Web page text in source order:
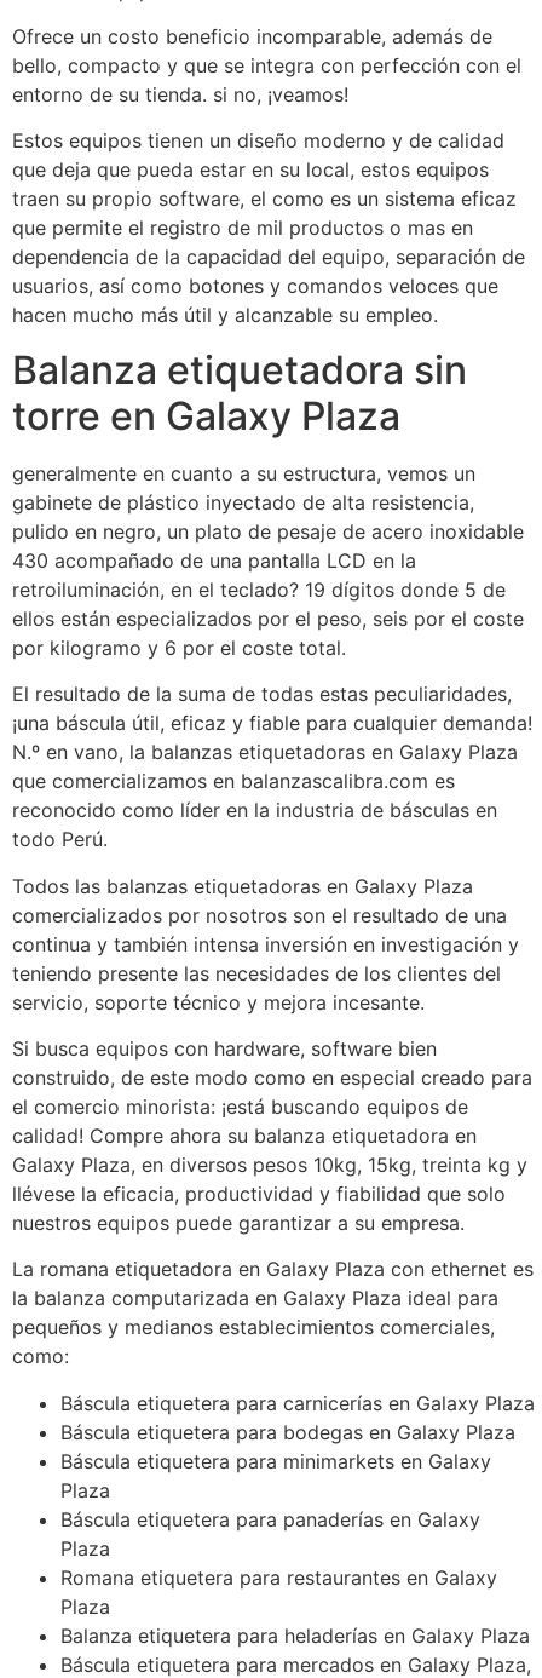
Ofrece un costo beneficio incomparable, además de
bello, compacto y que se integra con perfección con el
entorno de su tienda. si no, ¡veamos!
Estos equipos tienen un diseño moderno y de calidad
que deja que pueda estar en su local, estos equipos
traen su propio software, el como es un sistema eficaz
que permite el registro de mil productos o mas en
dependencia de la capacidad del equipo, separación de
usuarios, así como botones y comandos veloces que
hacen mucho más útil y alcanzable su empleo.
Balanza etiquetadora sin
torre en Galaxy Plaza
generalmente en cuanto a su estructura, vemos un
gabinete de plástico inyectado de alta resistencia,
pulido en negro, un plato de pesaje de acero inoxidable
430 acompañado de una pantalla LCD en la
retroiluminación, en el teclado? 19 dígitos donde 5 de
ellos están especializados por el peso, seis por el coste
por kilogramo y 6 por el coste total.
El resultado de la suma de todas estas peculiaridades,
¡una báscula útil, eficaz y fiable para cualquier demanda!
N.º en vano, la balanzas etiquetadoras en Galaxy Plaza
que comercializamos en balanzascalibra.com es
reconocido como líder en la industria de básculas en
todo Perú.
Todos las balanzas etiquetadoras en Galaxy Plaza
comercializados por nosotros son el resultado de una
continua y también intensa inversión en investigación y
teniendo presente las necesidades de los clientes del
servicio, soporte técnico y mejora incesante.
Si busca equipos con hardware, software bien
construido, de este modo como en especial creado para
el comercio minorista: ¡está buscando equipos de
calidad! Compre ahora su balanza etiquetadora en
Galaxy Plaza, en diversos pesos 10kg, 15kg, treinta kg y
llévese la eficacia, productividad y fiabilidad que solo
nuestros equipos puede garantizar a su empresa.
La romana etiquetadora en Galaxy Plaza con ethernet es
la balanza computarizada en Galaxy Plaza ideal para
pequeños y medianos establecimientos comerciales,
como:
Báscula etiquetera para carnicerías en Galaxy Plaza
Báscula etiquetera para bodegas en Galaxy Plaza
Báscula etiquetera para minimarkets en Galaxy
Plaza
Báscula etiquetera para panaderías en Galaxy
Plaza
Romana etiquetera para restaurantes en Galaxy
Plaza
Balanza etiquetera para heladerías en Galaxy Plaza
Báscula etiquetera para mercados en Galaxy Plaza,